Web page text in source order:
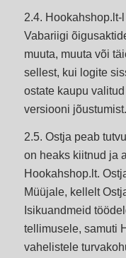
2.4.
Vabariigi
muuta, muuta või
sellest, kui logite
ostate kaupu
versiooni jõustumist.
2.5. Ostja peab
on heaks kiitnud ja
Hookahshop.lt.
Müüjale, kellelt
Isikuandmeid
tellimusele, samuti
vahelistele